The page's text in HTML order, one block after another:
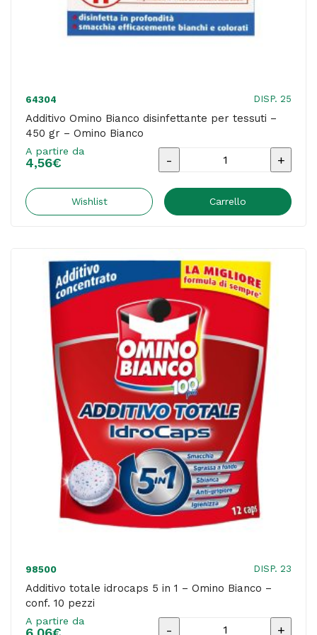
64304 DISP. 25
Additivo Omino Bianco disinfettante per tessuti –
450 gr – Omino Bianco
A partire da
4,56€
Additivo
Bianco
tessuti
-
450
gr
-
Omino
Bianco
quantità
Wishlist Carrello
98500 DISP. 23
Additivo totale idrocaps 5 in 1 – Omino Bianco –
conf. 10 pezzi
A partire da
Additivo